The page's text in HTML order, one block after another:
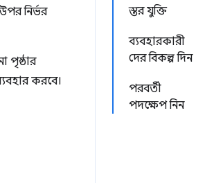
স্তর যুক্তি
ব্যবহারকারী
দের বিকল্প দিন
পরবর্তী
পদক্ষেপ নিন
নির্ভর
পৃষ্ঠার
করবে।